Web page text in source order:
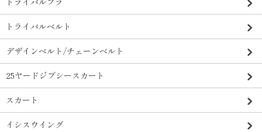
トライバルベルト
デザインベルト/チェーンベルト
25ヤードジプシースカート
スカート
イシスウイング